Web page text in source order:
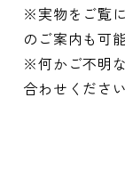
※実物をご覧
のご案内も可
※何かご不明
合わせください